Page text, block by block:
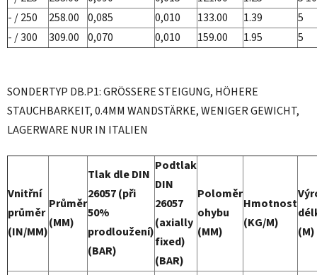
- / 250
258.00 0,085 0,010 133.00 1.39
5
- / 300
309.00 0,070 0,010 159.00 1.95 5
SONDERTYP DB.P1: GRÖSSERE STEIGUNG, HÖHERE
STAUCHBARKEIT, 0.4MM WANDSTÄRKE, WENIGER GEWICHT,
LAGERWARE NUR IN ITALIEN
Vnitřní
průměr
(IN/MM)
Průměr
(MM)
Tlak dle DIN
26057 (při
50%
prodloužení)
(BAR)
Podtlak
DIN
26057
(axially
fixed)
(BAR)
Poloměr
ohybu
(MM)
Hmotnost
(KG/M)
(M)